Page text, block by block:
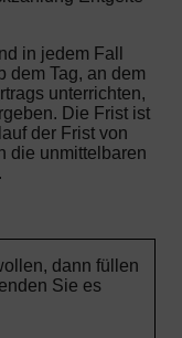
in jedem Fall
dem Tag, an dem
unterrichten,
Die Frist ist
der Frist von
die unmittelbaren
dann füllen
Sie es